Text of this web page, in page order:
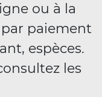
ou à la
par paiement
espèces.
les